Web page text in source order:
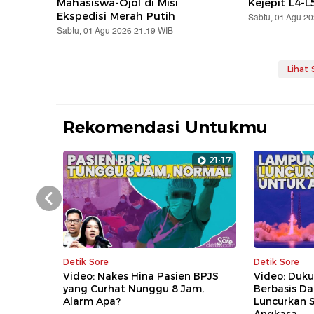
Ekspedisi Merah Putih
Sabtu, 01 Agu 2026 21:19 WIB
Sabtu, 01 Agu
Lihat
Rekomendasi Untukmu
21:17
Detik Sore
Video: Nakes Hina Pasien BPJS
yang Curhat Nunggu 8 Jam,
Alarm Apa?
Detik Sore
Video:
Berbasis
Luncurkan
Prev